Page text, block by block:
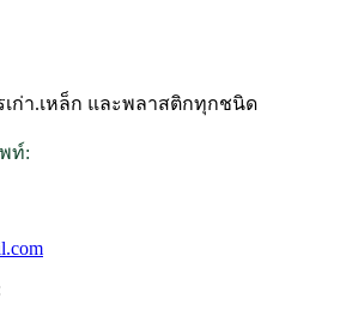
เก่า.เหล็ก และพลาสติกทุกชนิด
ท์: